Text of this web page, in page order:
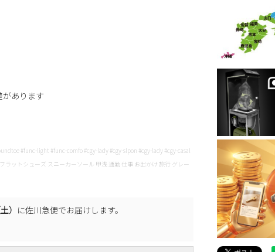
あります
#func-light #func-comfo #cgy-lady #cgy-slpon #cgy-lady #cgy-casal
ラットシューズ スニーカーソール 甲浅 通勤 仕事 お出かけ 旅行 グレー
） に佐川急便でお届けします。